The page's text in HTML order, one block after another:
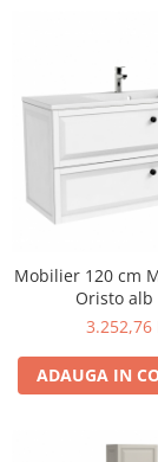
Vase WC stative
Vase WC
WC pentru
Capace
Capace WC
Capace bideuri
Mobilier 120 cm
Oristo alb
3.252,76
ADAUGA IN